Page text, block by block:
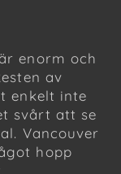
enorm och
av
enkelt inte
svårt att se
Vancouver
hopp